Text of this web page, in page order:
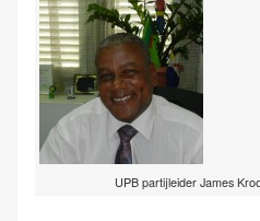
UPB partijleider James